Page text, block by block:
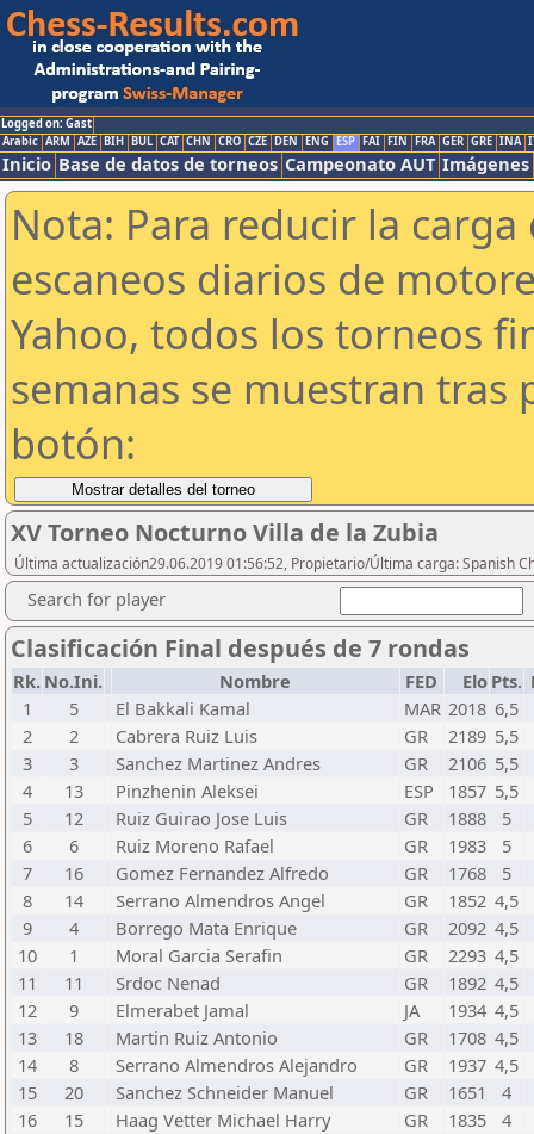
Logged on: Gast
Arabic ARM AZE BIH BUL CAT CHN CRO CZE DEN ENG ESP FAI FIN FRA GER GRE INA
Inicio Base de datos de torneos Campeonato AUT Imágenes
Nota: Para reducir la
escaneos diarios de
Yahoo, todos los torneos
semanas se muestran tras
botón:
XV Torneo Nocturno Villa de la Zubia
Última actualización29.06.2019 01:56:52, Propietario/Última carga: Spanish
Search for player
Clasificación Final después de 7 rondas
Rk. No.Ini. Nombre FED Elo Pts.
1
5 El Bakkali Kamal MAR 2018 6,5
2
2 Cabrera Ruiz Luis GR 2189 5,5
3
3 Sanchez Martinez Andres GR 2106 5,5
4
13 Pinzhenin Aleksei ESP 1857 5,5
5
12 Ruiz Guirao Jose Luis GR 1888
5
6
6 Ruiz Moreno Rafael GR 1983
5
7
16 Gomez Fernandez Alfredo GR 1768
5
8
14 Serrano Almendros Angel GR 1852 4,5
9
4 Borrego Mata Enrique GR 2092 4,5
10
1 Moral Garcia Serafin GR 2293 4,5
11
11 Srdoc Nenad GR 1892 4,5
12
9 Elmerabet Jamal JA 1934 4,5
13
18 Martin Ruiz Antonio GR 1708 4,5
14
8 Serrano Almendros Alejandro GR 1937 4,5
15
20 Sanchez Schneider Manuel GR 1651
4
16
15 Haag Vetter Michael Harry GR 1835
4